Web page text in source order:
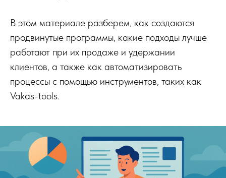
В этом материале разберем, как создаются
продвинутые программы, какие подходы лучше
работают при их продаже и удержании
клиентов, а также как автоматизировать
процессы с помощью инструментов, таких как
Vakas-tools.